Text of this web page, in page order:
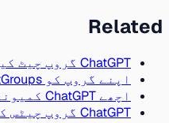
Related
ChatGPT گروپ چیٹ کیسے بنائیں
اپنے گروپ کو ChatGroups پر کیسے فہرست بنائیں
اچھے ChatGPT کمیونٹیز کیسے تلاش کریں
ChatGPT گروپ چیٹس کیا ہیں؟